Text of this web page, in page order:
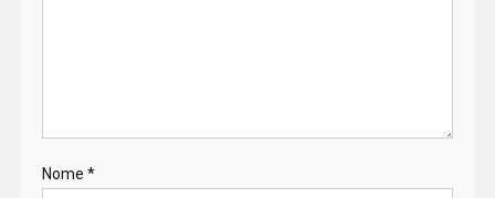
Nome *